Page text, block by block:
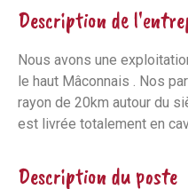
Description de
Nous avons une
le haut Mâconnais . Nos
rayon de 20km autour du
est livrée totalement en
Description du poste